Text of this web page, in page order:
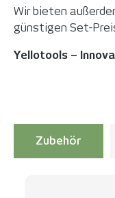
Wir bieten
günstigen Set-
Yellotools –
Zubehör